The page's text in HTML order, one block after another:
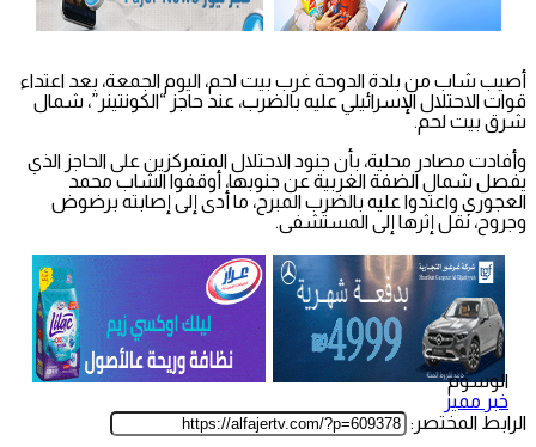
أصيب شاب من بلدة الدوحة غرب بيت لحم، اليوم الجمعة، بعد اعتداء
قوات الاحتلال الإسرائيلي عليه بالضرب، عند حاجز “الكونتينر”، شمال
شرق بيت لحم.
وأفادت مصادر محلية، بأن جنود الاحتلال المتمركزين على الحاجز الذي
يفصل شمال الضفة الغربية عن جنوبها، أوقفوا الشاب محمد
العجوري واعتدوا عليه بالضرب المبرح، ما أدى إلى إصابته برضوض
وجروح، نقل إثرها إلى المستشفى.
الوسوم
خبر مميز
الرابط المختصر: